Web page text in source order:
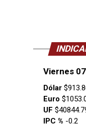
Viernes
Dólar
Euro
UF
IPC % -0.2